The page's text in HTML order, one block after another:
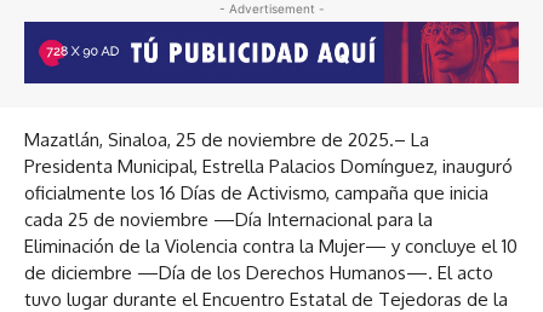
- Advertisement -
Mazatlán, Sinaloa, 25 de noviembre de 2025.– La
Presidenta Municipal, Estrella Palacios Domínguez, inauguró
oficialmente los 16 Días de Activismo, campaña que inicia
cada 25 de noviembre —Día Internacional para la
Eliminación de la Violencia contra la Mujer— y concluye el 10
de diciembre —Día de los Derechos Humanos—. El acto
tuvo lugar durante el Encuentro Estatal de Tejedoras de la